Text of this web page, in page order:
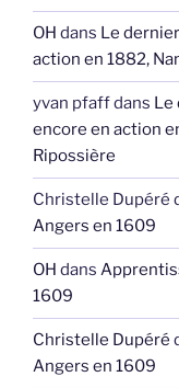
OH dans Le
action en 1882,
yvan pfaffdans Le
encore en action
Ripossière
Christelle Dupéré
Angers en 1609
OH dans
1609
Christelle Dupéré
Angers en 1609